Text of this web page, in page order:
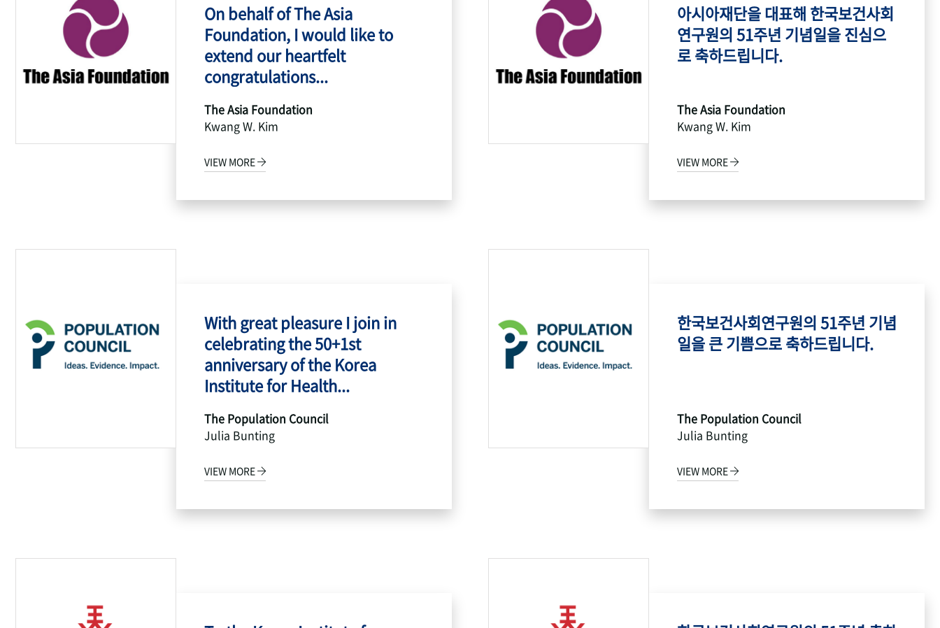
On behalf of The Asia
Foundation, I would like to
extend our heartfelt
congratulations...
The Asia Foundation
Kwang W. Kim
VIEW MORE
아시아재단을 대표해 한국보건사회
연구원의 51주년 기념일을 진심으
로 축하드립니다.
The Asia Foundation
Kwang W. Kim
VIEW MORE
With great pleasure I join in
celebrating the 50+1st
anniversary of the Korea
Institute for Health...
The Population Council
Julia Bunting
VIEW MORE
한국보건사회연구원의 51주년 기념
일을 큰 기쁨으로 축하드립니다.
The Population Council
Julia Bunting
VIEW MORE